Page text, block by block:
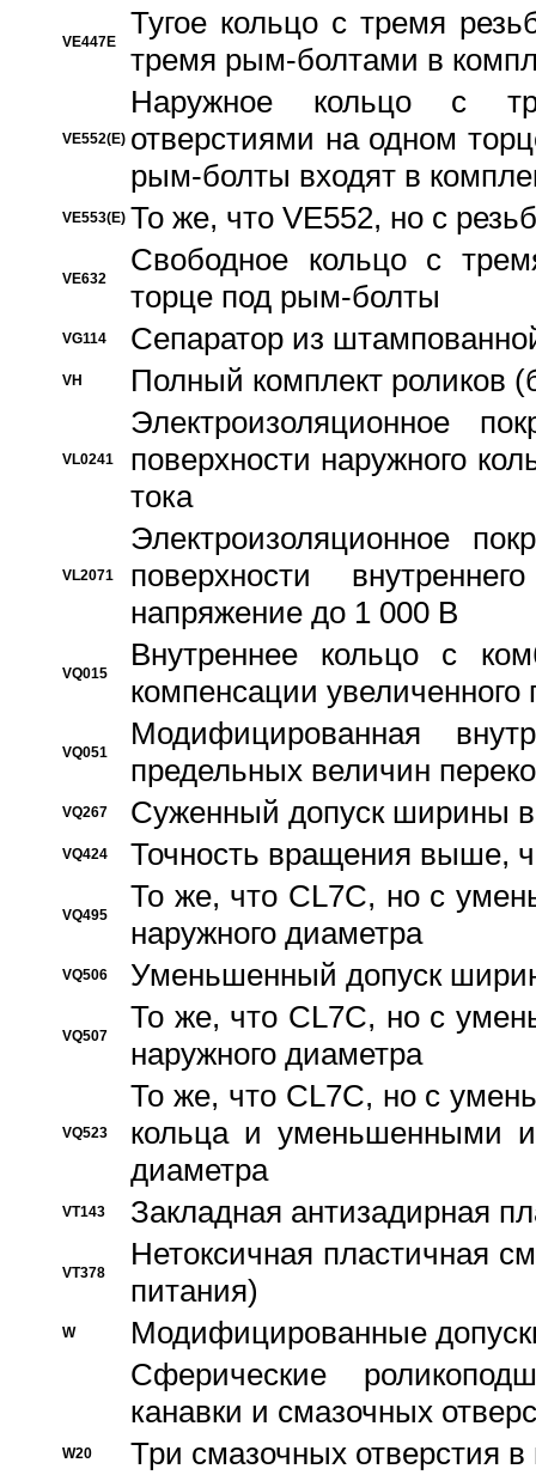
VE447E
Тугое кольцо с тремя
тремя рым-болтами в
VE552(E)
Наружное кольцо с
отверстиями на одном
рым-болты входят в
VE553(E) То же, что VE552, но с
VE632
Свободное кольцо с
торце под рым-болты
VG114 Сепаратор из
VH Полный комплект роликов
VL0241
Электроизоляционное
поверхности наружного
тока
VL2071
Электроизоляционное
поверхности
напряжение до 1 000 В
VQ015
Bнутреннее кольцо с
компенсации увеличенного
VQ051
Модифицированная
предельных величин
VQ267 Суженный допуск ширины
VQ424 Точность вращения выше,
VQ495
То же, что CL7C, но с
наружного диаметра
VQ506 Уменьшенный допуск
VQ507
То же, что CL7C, но с
наружного диаметра
VQ523
То же, что CL7C, но с
кольца и уменьшенными
диаметра
VT143 Закладная антизадирная
VT378
Нетоксичная пластичная
питания)
W
Модифицированные
Сферические
канавки и смазочных
W20 Три смазочных отверстия